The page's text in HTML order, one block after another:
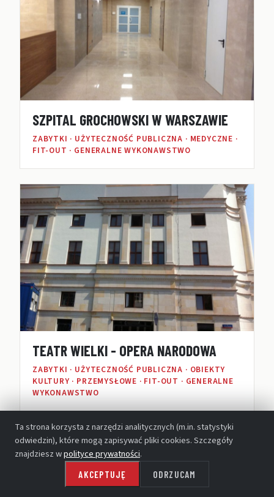
SZPITAL GROCHOWSKI W WARSZAWIE
ZABYTKI · UŻYTECZNOŚĆ PUBLICZNA · MEDYCZNE ·
FIT-OUT · GENERALNE WYKONAWSTWO
TEATR WIELKI - OPERA NARODOWA
ZABYTKI · UŻYTECZNOŚĆ PUBLICZNA · OBIEKTY
KULTURY · PRZEMYSŁOWE · FIT-OUT · GENERALNE
WYKONAWSTWO
Ta strona korzysta z narzędzi analitycznych (m.in. statystyki
odwiedzin), które mogą zapisywać pliki cookies. Szczegóły
znajdziesz wpolityce prywatności.
AKCEPTUJĘ ODRZUCAM